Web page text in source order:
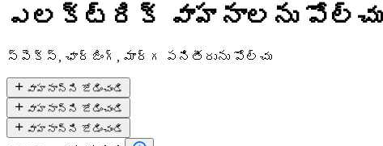
ఎలక్ట్రిక్ వాహనాలను పోల్చు
స్పెక్స్, ఛార్జింగ్, మార్గ పనితీరును పోల్చు
 వాహనాన్ని జోడించండి
 వాహనాన్ని జోడించండి
 వాహనాన్ని జోడించండి